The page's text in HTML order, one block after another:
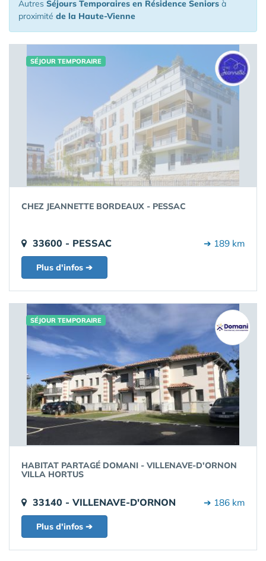
Autres Séjours Temporaires en Résidence Seniors à
proximité de la Haute-Vienne
SÉJOUR TEMPORAIRE
CHEZ JEANNETTE BORDEAUX - PESSAC
33600 - PESSAC ➔ 189 km
Plus d'infos ➔
SÉJOUR TEMPORAIRE
HABITAT PARTAGÉ DOMANI - VILLENAVE-D'ORNON
VILLA HORTUS
33140 - VILLENAVE-D'ORNON ➔ 186 km
Plus d'infos ➔